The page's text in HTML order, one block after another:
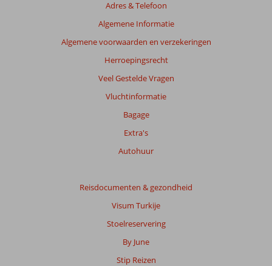
Adres & Telefoon
Algemene Informatie
Algemene voorwaarden en verzekeringen
Herroepingsrecht
Veel Gestelde Vragen
Vluchtinformatie
Bagage
Extra's
Autohuur
Reisdocumenten & gezondheid
Visum Turkije
Stoelreservering
By June
Stip Reizen